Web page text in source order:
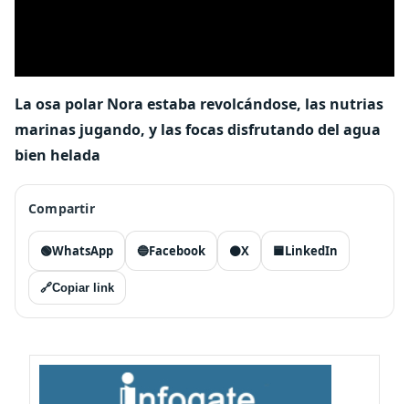
La osa polar Nora estaba revolcándose, las nutrias
marinas jugando, y las focas disfrutando del agua
bien helada
Compartir
🟢WhatsApp 🔵Facebook ⚫X 🟦LinkedIn
🔗Copiar link